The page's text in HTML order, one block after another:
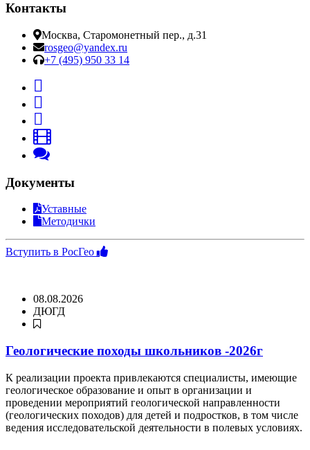
Контакты
Москва, Старомонетный пер., д.31
rosgeo@yandex.ru
+7 (495) 950 33 14
Документы
Уставные
Методички
Вступить в РосГео
08.08.2026
ДЮГД
Геологические походы школьников -2026г
К реализации проекта привлекаются специалисты, имеющие
геологическое образование и опыт в организации и
проведении мероприятий геологической направленности
(геологических походов) для детей и подростков, в том числе
ведения исследовательской деятельности в полевых условиях.